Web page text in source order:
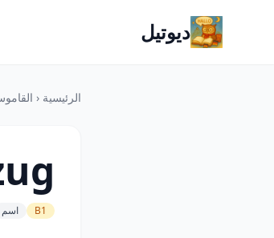
ديوتيل
الرئيسية ‹
B1 اسم